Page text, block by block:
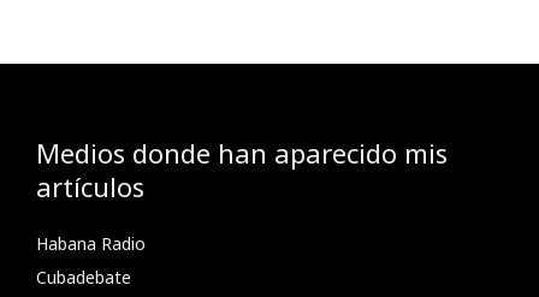
Medios donde han aparecido mis
artículos
Habana Radio
Cubadebate